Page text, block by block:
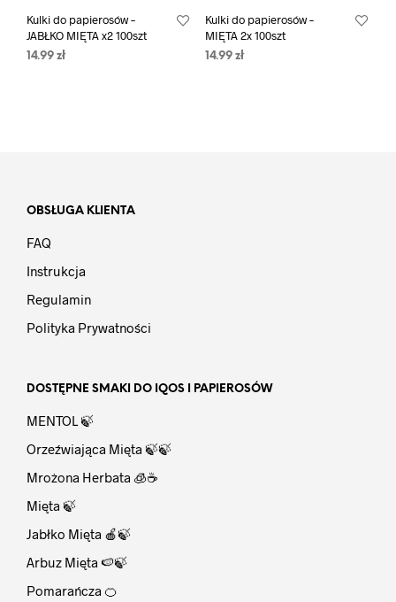
Kulki do papierosów –
JABŁKO MIĘTA x2 100szt
14.99 zł
Kulki do papierosów –
MIĘTA 2x 100szt
14.99 zł
OBSŁUGA KLIENTA
FAQ
Instrukcja
Regulamin
Polityka Prywatności
DOSTĘPNE SMAKI DO IQOS I PAPIEROSÓW
MENTOL 🍃
Orzeźwiająca Mięta 🍃🍃
Mrożona Herbata 🧊☕
Mięta 🍃
Jabłko Mięta 🍎🍃
Arbuz Mięta 🍉🍃
Pomarańcza 🍊